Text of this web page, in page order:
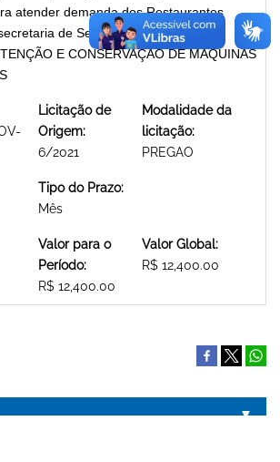
atender demanda dos Restaurantes
de Segurança Alimentar e
E CONSERVAÇÃO DE MÁQUINAS
Licitação de
Origem:
6/2021
Modalidade da
licitação:
PREGAO
Tipo do Prazo:
Mês
Valor para o
Período:
R$ 12,400.00
Valor Global:
R$ 12,400.00